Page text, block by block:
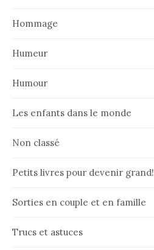
Hommage
Humeur
Humour
Les enfants dans le monde
Non classé
Petits livres pour devenir grand!
Sorties en couple et en famille
Trucs et astuces